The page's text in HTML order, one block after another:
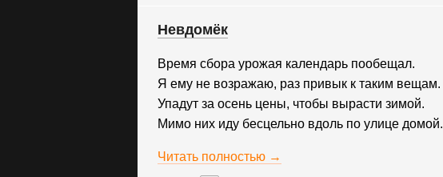
Невдомёк
Время сбора урожая календарь пообещал.
Я ему не возражаю, раз привык к таким вещам.
Упадут за осень цены, чтобы вырасти зимой.
Мимо них иду бесцельно вдоль по улице домой.
Читать полностью →